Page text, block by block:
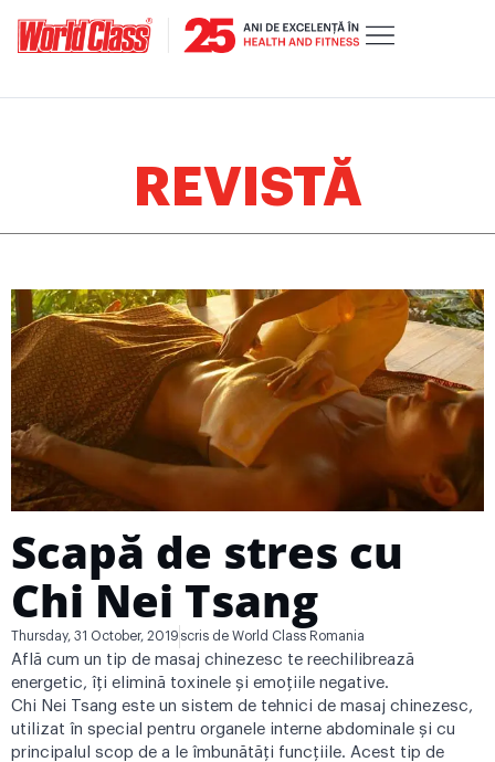
REVISTĂ
Scapă de stres cu
Chi Nei Tsang
Thursday, 31 October, 2019 scris de World Class Romania
Află cum un tip de masaj chinezesc te reechilibrează
energetic, îți elimină toxinele şi emoţiile negative.
Chi Nei Tsang este un sistem de tehnici de masaj chinezesc,
utilizat în special pentru organele interne abdominale și cu
principalul scop de a le îmbunătăţi funcţiile. Acest tip de